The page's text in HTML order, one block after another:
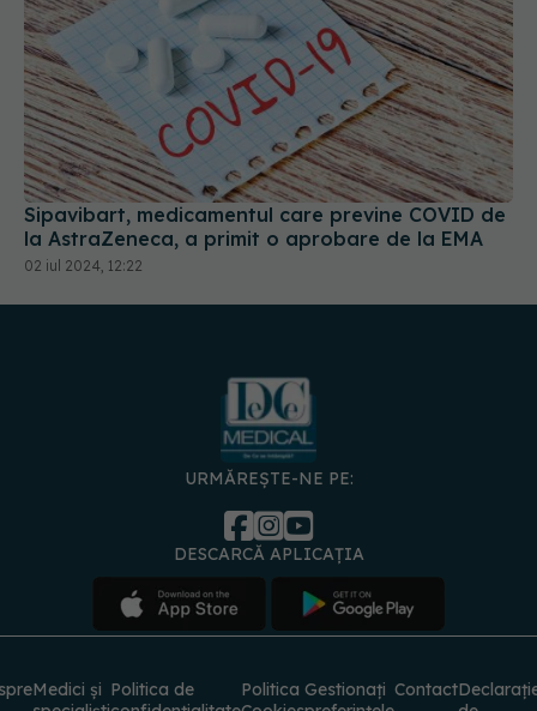
Sipavibart, medicamentul care previne COVID de
la AstraZeneca, a primit o aprobare de la EMA
02 iul 2024, 12:22
URMĂREȘTE-NE PE:
DESCARCĂ APLICAȚIA
Medici și Politica de
Politica Gestionați Contact